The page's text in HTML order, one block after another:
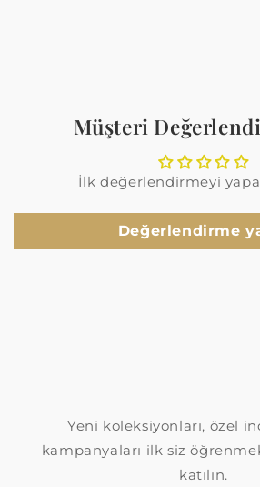
Müşteri
İlk değerlendirmeyi
Değerlendirme
Yeni koleksiyonları, özel
kampanyaları ilk siz
katılın.